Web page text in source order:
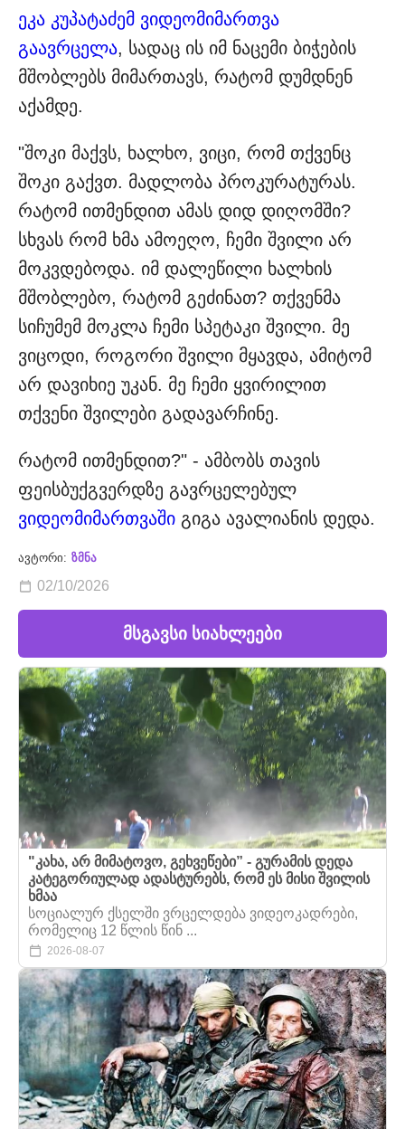
ეკა კუპატაძემ ვიდეომიმართვა
გაავრცელა, სადაც ის იმ ნაცემი ბიჭების
მშობლებს მიმართავს, რატომ დუმდნენ
აქამდე.
"შოკი მაქვს, ხალხო, ვიცი, რომ თქვენც
შოკი გაქვთ. მადლობა პროკურატურას.
რატომ ითმენდით ამას დიდ დიღომში?
სხვას რომ ხმა ამოეღო, ჩემი შვილი არ
მოკვდებოდა. იმ დალეწილი ხალხის
მშობლებო, რატომ გეძინათ? თქვენმა
სიჩუმემ მოკლა ჩემი სპეტაკი შვილი. მე
ვიცოდი, როგორი შვილი მყავდა, ამიტომ
არ დავიხიე უკან. მე ჩემი ყვირილით
თქვენი შვილები გადავარჩინე.
რატომ ითმენდით?" - ამბობს თავის
ფეისბუქგვერდზე გავრცელებულ
ვიდეომიმართვაში გიგა ავალიანის დედა.
ავტორი: ზმნა
02/10/2026
მსგავსი სიახლეები
"კახა, არ მიმატოვო, გეხვეწები” - გურამის დედა
კატეგორიულად ადასტურებს, რომ ეს მისი შვილის
ხმაა
სოციალურ ქსელში ვრცელდება ვიდეოკადრები,
რომელიც 12 წლის წინ ...
2026-08-07